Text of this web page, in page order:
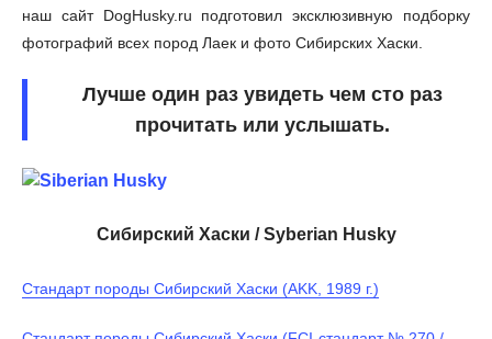
наш сайт DogHusky.ru подготовил эксклюзивную подборку
фотографий всех пород Лаек и фото Сибирских Хаски.
Лучше один раз увидеть чем сто раз
прочитать или услышать.
Cибирский Хаски / Syberian Husky
Стандарт породы Сибирский Хаски (AKK, 1989 г.)